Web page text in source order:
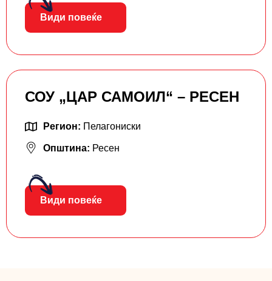
Види повеќе
СОУ „ЦАР САМОИЛ“ – РЕСЕН
Регион: Пелагониски
Општина: Ресен
Види повеќе